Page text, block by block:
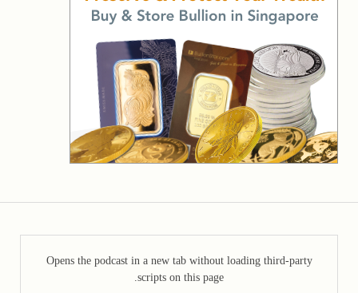
Opens the podcast in a new tab without loading third-party
scripts on this page.